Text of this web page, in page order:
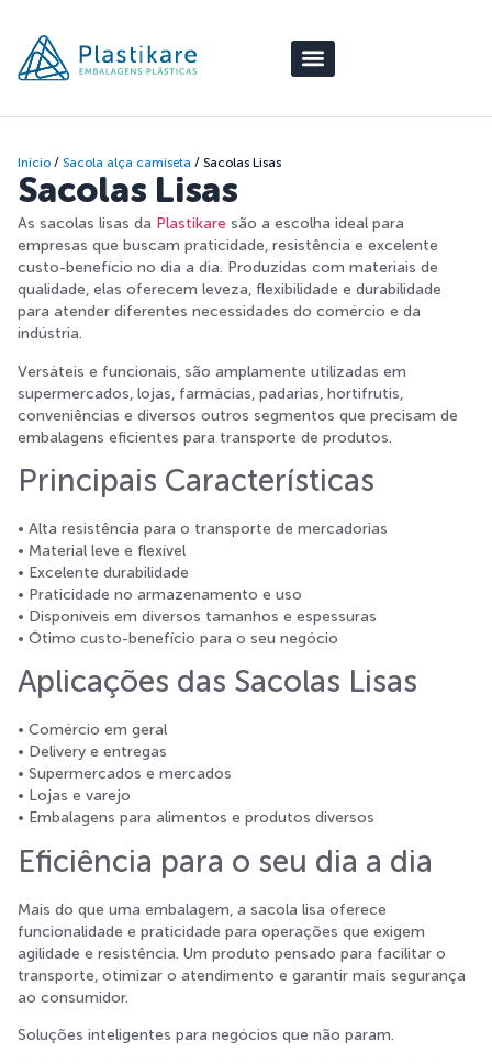
Início / Sacola alça camiseta / Sacolas Lisas
Sacolas Lisas
As sacolas lisas da Plastikare são a escolha ideal para
empresas que buscam praticidade, resistência e excelente
custo-benefício no dia a dia. Produzidas com materiais de
qualidade, elas oferecem leveza, flexibilidade e durabilidade
para atender diferentes necessidades do comércio e da
indústria.
Versáteis e funcionais, são amplamente utilizadas em
supermercados, lojas, farmácias, padarias, hortifrutis,
conveniências e diversos outros segmentos que precisam de
embalagens eficientes para transporte de produtos.
Principais Características
• Alta resistência para o transporte de mercadorias
• Material leve e flexível
• Excelente durabilidade
• Praticidade no armazenamento e uso
• Disponíveis em diversos tamanhos e espessuras
• Ótimo custo-benefício para o seu negócio
Aplicações das Sacolas Lisas
• Comércio em geral
• Delivery e entregas
• Supermercados e mercados
• Lojas e varejo
• Embalagens para alimentos e produtos diversos
Eficiência para o seu dia a dia
Mais do que uma embalagem, a sacola lisa oferece
funcionalidade e praticidade para operações que exigem
agilidade e resistência. Um produto pensado para facilitar o
transporte, otimizar o atendimento e garantir mais segurança
ao consumidor.
Soluções inteligentes para negócios que não param.